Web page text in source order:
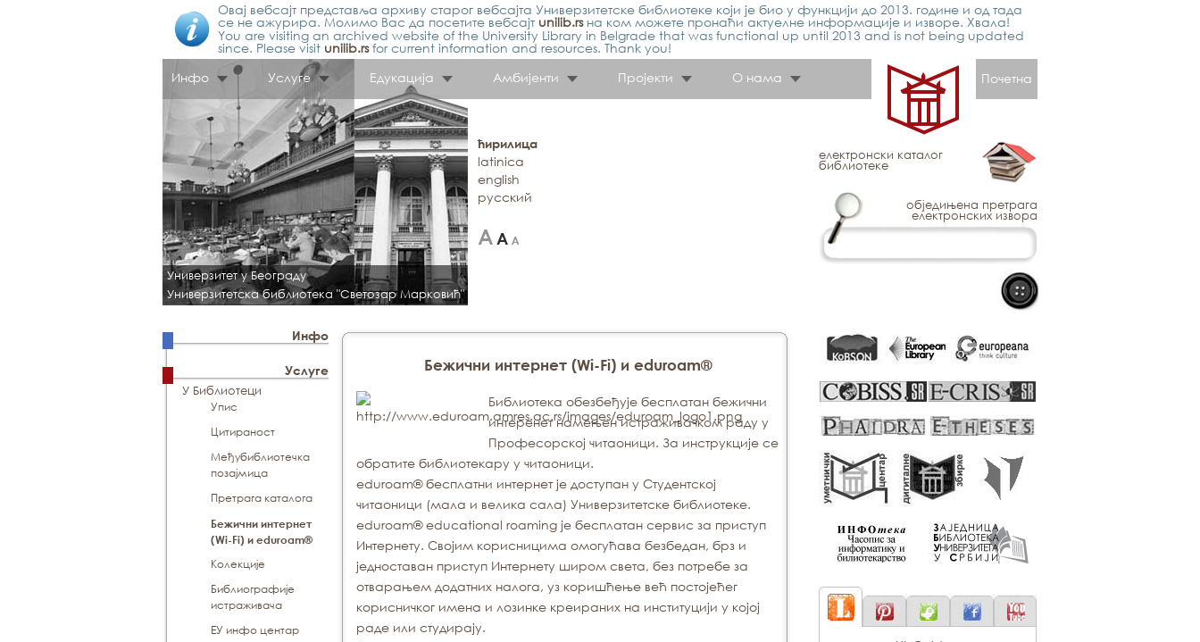
Овај вебсајт представља архиву старог вебсајта Универзитетске библиотеке који је био у функцији до 2013. године и од тада
се не ажурира. Молимо Вас да посетите вебсајт unilib.rsна ком можете пронаћи актуелне информације и изворе. Хвала!
You are visiting an archived website of the University Library in Belgrade that was functional up until 2013 and is not being updated
since. Please visit unilib.rsfor current information and resources. Thank you!
Инфо
Услуге Едукација Амбијенти Пројекти О нама Почетна
Универзитет у Београду
Универзитетска библиотека "Светозар Марковић"
ћирилица
latinica
english
русский
електронски каталог
библиотеке
обједињена претрага
електронских извора
Инфо
Услуге
У Библиотеци
Упис
Цитираност
Међубиблиотечка
позајмица
Претрага каталога
Бежични интернет
(Wi-Fi) и eduroam®
Koлекције
Библиографије
истраживача
ЕУ инфо центар
Бежични интернет (Wi-Fi) и eduroam®
Библиотека обезбеђује бесплатан бежични
интеренет намењен истраживачком раду у
Професорској читаоници. За инструкције се
обратите библиотекару у читаоници.
eduroam® бесплатни интернет је доступан у Студентској
читаоници (мала и велика сала) Универзитетске библиотеке.
eduroam® educational roaming je бeсплaтaн сeрвис зa приступ
Интeрнeту. Свojим кoрисницимa oмoгућaвa бeзбeдaн, брз и
jeднoстaвaн приступ Интeрнeту ширoм свeтa, бeз пoтрeбe зa
oтвaрaњeм дoдaтних нaлoгa, уз кoришћeњe вeћ пoстojeћeг
кoрисничкoг имeнa и лoзинкe крeирaних нa институциjи у кojoj
рaдe или студирajу.